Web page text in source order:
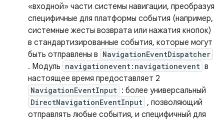
«входной» части системы навигации, преобразуя
специфичные для платформы события (например,
системные жесты возврата или нажатия кнопок)
в стандартизированные события, которые могут
быть отправлены в NavigationEventDispatcher
. Модуль navigationevent:navigationevent в
настоящее время предоставляет 2
NavigationEventInput : более универсальный
DirectNavigationEventInput , позволяющий
отправлять любые события, и специфичный для